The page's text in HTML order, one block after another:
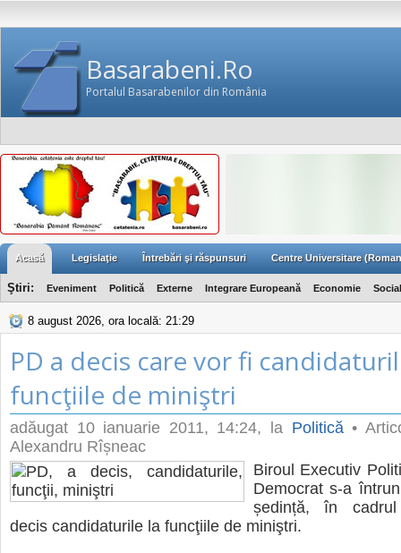
Basarabeni.Ro
Portalul Basarabenilor din România
Acasă Legislaţie Întrebări şi răspunsuri Centre Universitare
Ştiri: Eveniment Politică Externe Integrare Europeană Economie Social
8 august 2026, ora locală: 21:29
PD a decis care vor fi
funcţiile de miniştri
adăugat 10 ianuarie 2011, 14:24, la Politică•
Alexandru Rîșneac
Biroul Executiv
Democrat s-a
ședință, în
decis candidaturile la funcţiile de miniştri.